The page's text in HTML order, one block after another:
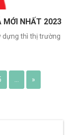
MỚI NHẤT 2023
dựng thì thị trường
»